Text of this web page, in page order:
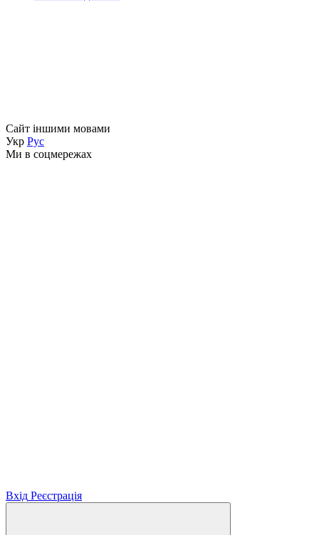
Сайт іншими мовами
Укр Рус
Ми в соцмережах
Вхід Реєстрація